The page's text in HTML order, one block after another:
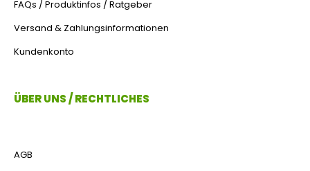
FAQs / Produktinfos / Ratgeber
Versand & Zahlungsinformationen
Kundenkonto
ÜBER UNS / RECHTLICHES
AGB